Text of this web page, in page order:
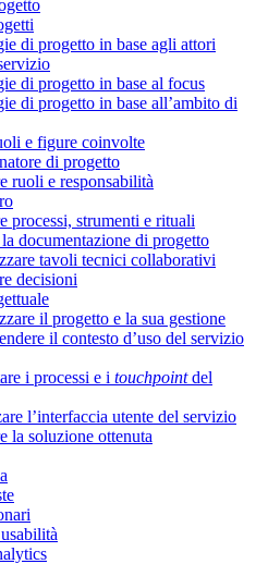
di progetto in base agli attori
di progetto in base al focus
di progetto in base all’ambito di
e figure coinvolte
di progetto
ruoli e responsabilità
processi, strumenti e rituali
documentazione di progetto
tavoli tecnici collaborativi
decisioni
il progetto e la sua gestione
il contesto d’uso del servizio
i processi e i touchpointdel
l’interfaccia utente del servizio
la soluzione ottenuta